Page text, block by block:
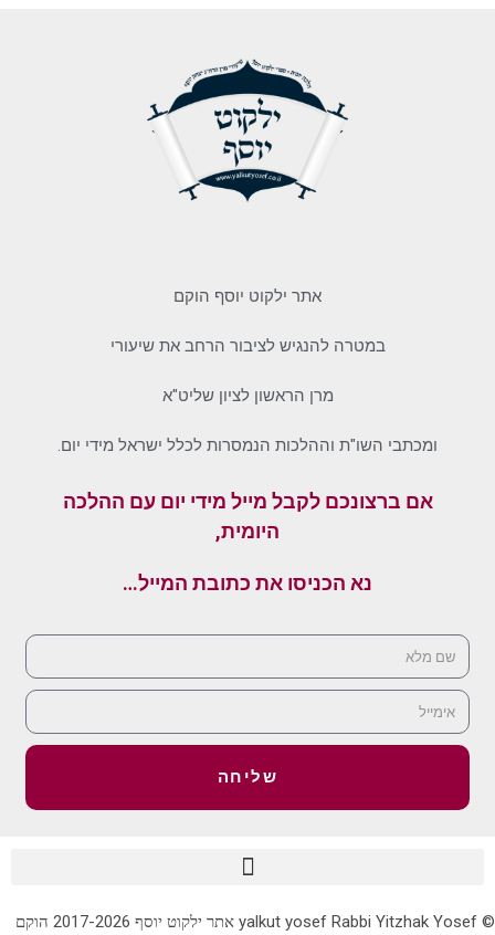
אתר ילקוט יוסף הוקם
במטרה להנגיש לציבור הרחב את שיעורי
מרן הראשון לציון שליט"א
ומכתבי השו"ת וההלכות הנמסרות לכלל ישראל מידי יום.
אם ברצונכם לקבל מייל מידי יום עם ההלכה
היומית,
נא הכניסו את כתובת המייל…
שליחה
© yalkut yosef Rabbi Yitzhak Yosef אתר ילקוט יוסף 2017-2026 הוקם